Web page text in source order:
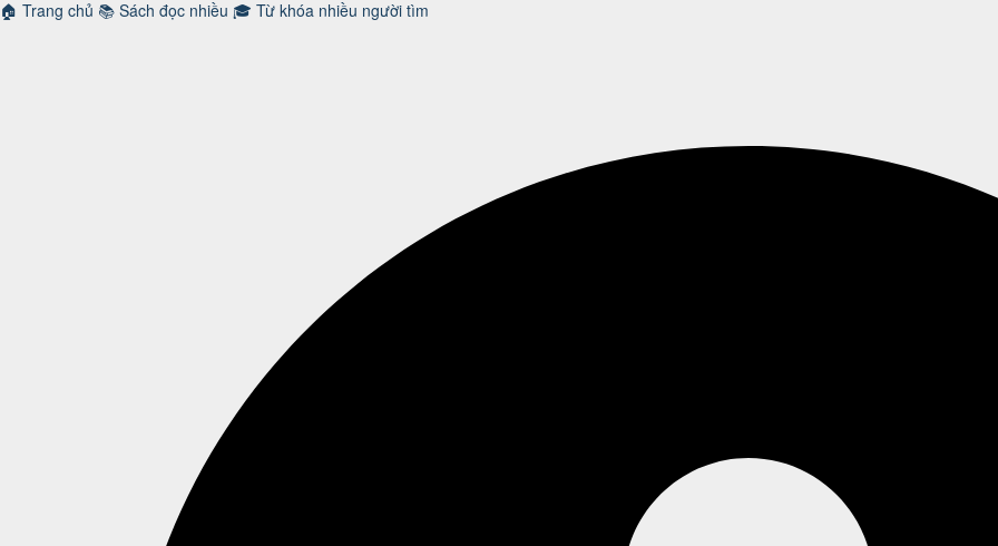
🏠 Trang chủ 📚 Sách đọc nhiều 🎓 Từ khóa nhiều người tìm